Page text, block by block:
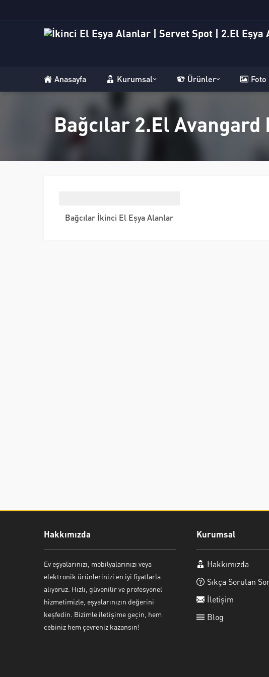
Anasayfa Kurumsal Ürünler Foto
Bağcılar 2.El
Bağcılar İkinci El Eşya Alanlar
Hakkımızda
Ev eşyalarınızı, mobilyalarınızı veya
elektronik ürünlerinizi en iyi fiyatlarla
alıyoruz. Hızlı, güvenilir ve profesyonel
hizmetimizle, eşyalarınızın değerini
keşfedin. Bizimle iletişime geçin, hem
cebiniz hem çevreniz kazansın!
Kurumsal
Hakkımızda
Sıkça Sorulan
İletişim
Blog
Ayşe Yılmaz